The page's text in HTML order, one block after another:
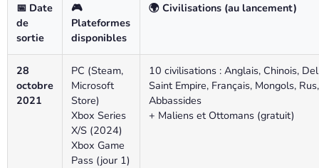
📅 Date
de
sortie
🎮
Plateformes
disponibles
🌍 Civilisations (au lancement)
28
octobre
2021
PC (Steam,
Microsoft
Store)
Xbox Series
X/S (2024)
Xbox Game
Pass (jour 1)
10 civilisations : Anglais, Chinois,
Saint Empire, Français, Mongols, Rus,
Abbassides
+ Maliens et Ottomans (gratuit)